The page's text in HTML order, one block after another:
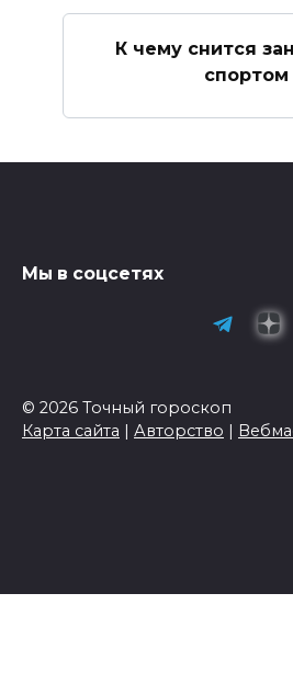
К чему снится
спортом
Мы в соцсетях
© 2026 Точный гороскоп
Карта сайта | Авторство |